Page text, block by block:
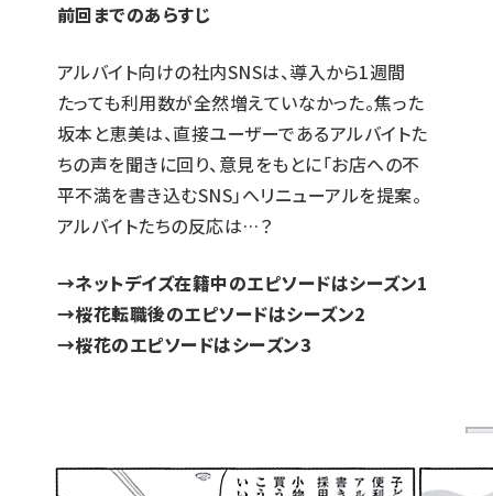
前回までのあらすじ
アルバイト向けの社内SNSは、導入から1週間
たっても利用数が全然増えていなかった。焦った
坂本と恵美は、直接ユーザーであるアルバイトた
ちの声を聞きに回り、意見をもとに「お店への不
平不満を書き込むSNS」へリニューアルを提案。
アルバイトたちの反応は…？
→ネットデイズ在籍中のエピソードはシーズン1
→桜花転職後のエピソードはシーズン2
→桜花のエピソードはシーズン3